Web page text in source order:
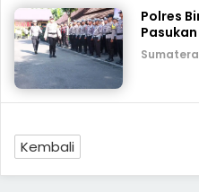
Polres
Kembali